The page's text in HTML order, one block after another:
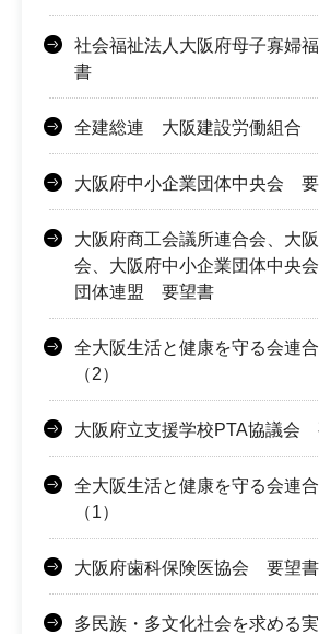
社会福祉法人大阪府母子寡婦
書
全建総連 大阪建設労働組合
大阪府中小企業団体中央会
大阪府商工会議所連合会、大
会、大阪府中小企業団体中央
団体連盟 要望書
全大阪生活と健康を守る会連
（2）
大阪府立支援学校PTA協議会
全大阪生活と健康を守る会連
（1）
大阪府歯科保険医協会 要望書
多民族・多文化社会を求める